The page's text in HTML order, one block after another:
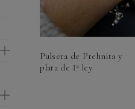
Pulsera de Prehnita y
plata de 1ª ley